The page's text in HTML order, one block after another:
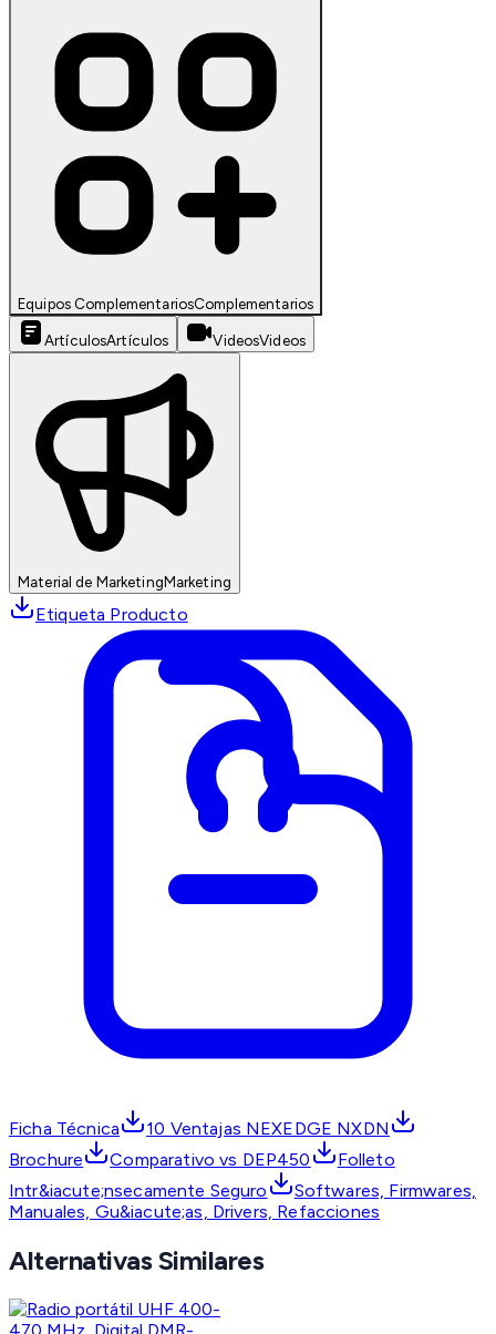
Equipos ComplementariosComplementarios
ArtículosArtículos VideosVideos
Material de MarketingMarketing
Etiqueta Producto
Ficha Técnica
10 Ventajas NEXEDGE NXDN
Brochure
Comparativo vs DEP450
Folleto
Intr&iacute;nsecamente Seguro
Softwares, Firmwares,
Manuales, Gu&iacute;as, Drivers, Refacciones
Alternativas Similares